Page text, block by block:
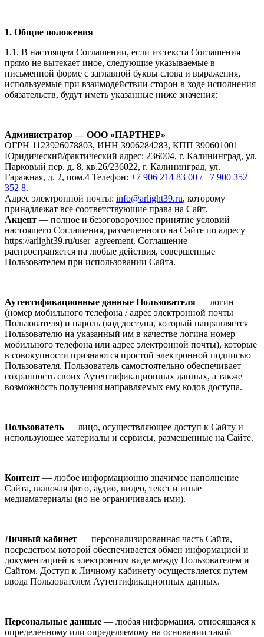
1. Общие положения
1.1. В настоящем Соглашении, если из текста Соглашения
прямо не вытекает иное, следующие указываемые в
письменной форме с заглавной буквы слова и выражения,
используемые при взаимодействии сторон в ходе исполнения
обязательств, будут иметь указанные ниже значения:
Администратор — ООО «ПАРТНЕР»
ОГРН 1123926078803, ИНН 3906284283, КПП 390601001
Юридический/фактический адрес: 236004, г. Калининград, ул.
Парковый пер. д. 8, кв.26/236022, г. Калининград, ул.
Гаражная, д. 2, пом.4 Телефон: +7 906 214 83 00 / +7 900 352
352 8.
Адрес электронной почты: info@arlight39.ru, которому
принадлежат все соответствующие права на Сайт.
Акцепт — полное и безоговорочное принятие условий
настоящего Соглашения, размещенного на Сайте по адресу
https://arlight39.ru/user_agreement. Соглашение
распространяется на любые действия, совершенные
Пользователем при использовании Сайта.
Аутентификационные данные Пользователя — логин
(номер мобильного телефона / адрес электронной почты
Пользователя) и пароль (код доступа, который направляется
Пользователю на указанный им в качестве логина номер
мобильного телефона или адрес электронной почты), которые
в совокупности признаются простой электронной подписью
Пользователя. Пользователь самостоятельно обеспечивает
сохранность своих Аутентификационных данных, а также
возможность получения направляемых ему кодов доступа.
Пользователь — лицо, осуществляющее доступ к Сайту и
использующее материалы и сервисы, размещенные на Сайте.
Контент — любое информационно значимое наполнение
Сайта, включая фото, аудио, видео, текст и иные
медиаматериалы (но не ограничиваясь ими).
Личный кабинет — персонализированная часть Сайта,
посредством которой обеспечивается обмен информацией и
документацией в электронном виде между Пользователем и
Сайтом. Доступ к Личному кабинету осуществляется путем
ввода Пользователем Аутентификационных данных.
Персональные данные — любая информация, относящаяся к
определенному или определяемому на основании такой